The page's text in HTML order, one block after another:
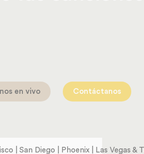
en vivo Contáctanos
| San Diego | Phoenix | Las Vegas &